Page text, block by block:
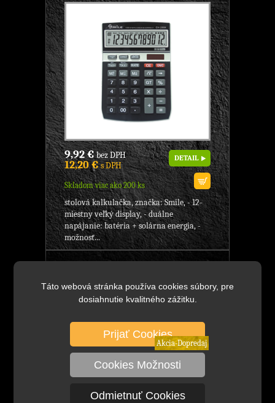
Táto webová stránka používa cookies súbory, pre
dosiahnutie kvalitného zážitku.
Prijať Cookies
Cookies Možnosti
Odmietnuť Cookies
9,92 €bez DPH
12,20 €s DPH
Skladom viac ako 200 ks
DETAIL
stolová kalkulačka, značka: Smile, - 12-
miestny veľký display, - duálne
napájanie: batéria + solárna energia, -
možnosť...
stolová, Značka: Smile, veľký displej,
12-miestna, KANCELÁRSKE
Akcia-Dopredaj